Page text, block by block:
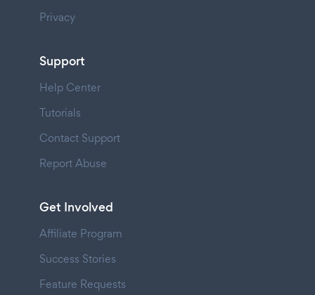
Privacy
Support
Help Center
Tutorials
Contact Support
Report Abuse
Get Involved
Affiliate Program
Success Stories
Feature Requests